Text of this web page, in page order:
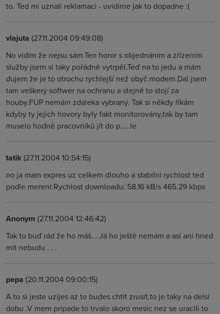
to. Ted mi uznali reklamaci - uvidime jak to dopadne :(
vlajuta (27.11.2004 09:49:08)
No vidím že nejsu sám.Ten horor s objednáním a zřízením
služby jsem si taky pořádně vytrpěl.Teď na to jedu a mám
dujem že je to otrochu rychlejší než obyč.modem.Dal jsem
tam veškerý softwer na ochranu a stejně to stojí za
houby.FUP nemám zdaleka vybraný. Tak si někdy říkám
kdyby ty jejich hovory byly fakt monitorovány,tak by tam
muselo hodně pracovníků jít do p.....le
tatik (27.11.2004 10:54:15)
no ja mam expres uz celkem dlouho a stabilni rychlost ted
podle mereni:Rychlost downloadu: 58.16 kB/s 465.29 kbps
Anonym (27.11.2004 12:46:42)
Tak to buď rád že ho máš... Já ho ještě nemám a asi ani hned
mít nebudu . . .
pepa (20.11.2004 09:00:15)
A to si jeste uzijes az to budes chtit zrusit,to je taky na delsi
dobu .V mem pripade to trvalo skoro mesic nez se uracili to